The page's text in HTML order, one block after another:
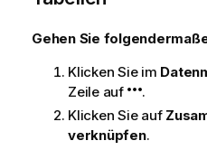
Gehen Sie
Klicken Sie im
Zeile auf
.
Klicken Sie auf
verknüpfen.